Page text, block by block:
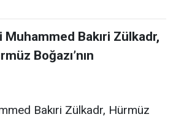
Bakıri Zülkadr,
Boğazı’nın
Bakıri Zülkadr, Hürmüz